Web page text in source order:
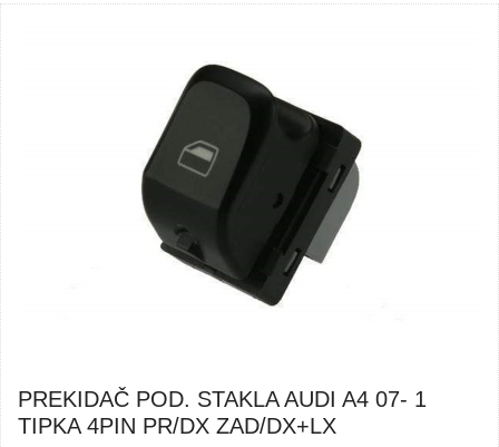
PREKIDAČ POD. STAKLA AUDI A4 07- 1
TIPKA 4PIN PR/DX ZAD/DX+LX